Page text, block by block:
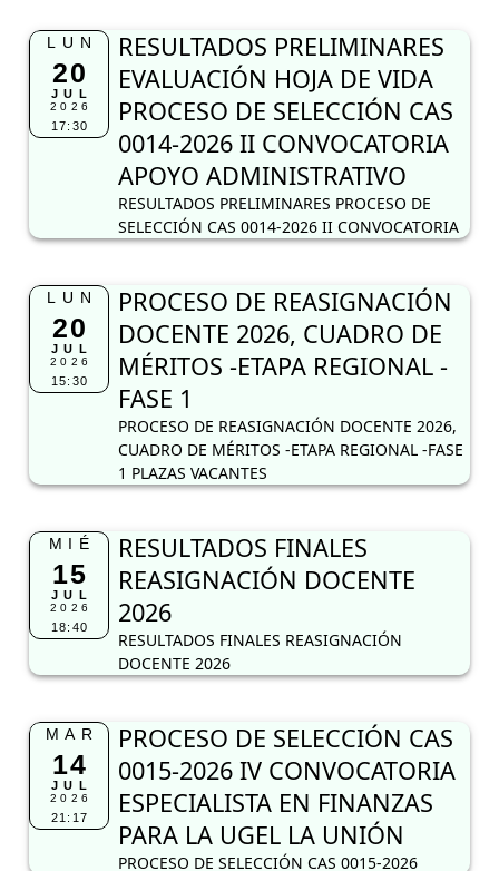
LUN
20
JUL
2026
17:30
RESULTADOS PRELIMINARES
EVALUACIÓN HOJA DE VIDA
PROCESO DE SELECCIÓN CAS
0014-2026 II CONVOCATORIA
APOYO ADMINISTRATIVO
RESULTADOS PRELIMINARES PROCESO DE
SELECCIÓN CAS 0014-2026 II CONVOCATORIA
LUN
20
JUL
2026
15:30
PROCESO DE REASIGNACIÓN
DOCENTE 2026, CUADRO DE
MÉRITOS -ETAPA REGIONAL -
FASE 1
PROCESO DE REASIGNACIÓN DOCENTE 2026,
CUADRO DE MÉRITOS -ETAPA REGIONAL -FASE
1 PLAZAS VACANTES
MIÉ
15
JUL
2026
18:40
RESULTADOS FINALES
REASIGNACIÓN DOCENTE
2026
RESULTADOS FINALES REASIGNACIÓN
DOCENTE 2026
MAR
14
JUL
2026
21:17
PROCESO DE SELECCIÓN CAS
0015-2026 IV CONVOCATORIA
ESPECIALISTA EN FINANZAS
PARA LA UGEL LA UNIÓN
PROCESO DE SELECCIÓN CAS 0015-2026